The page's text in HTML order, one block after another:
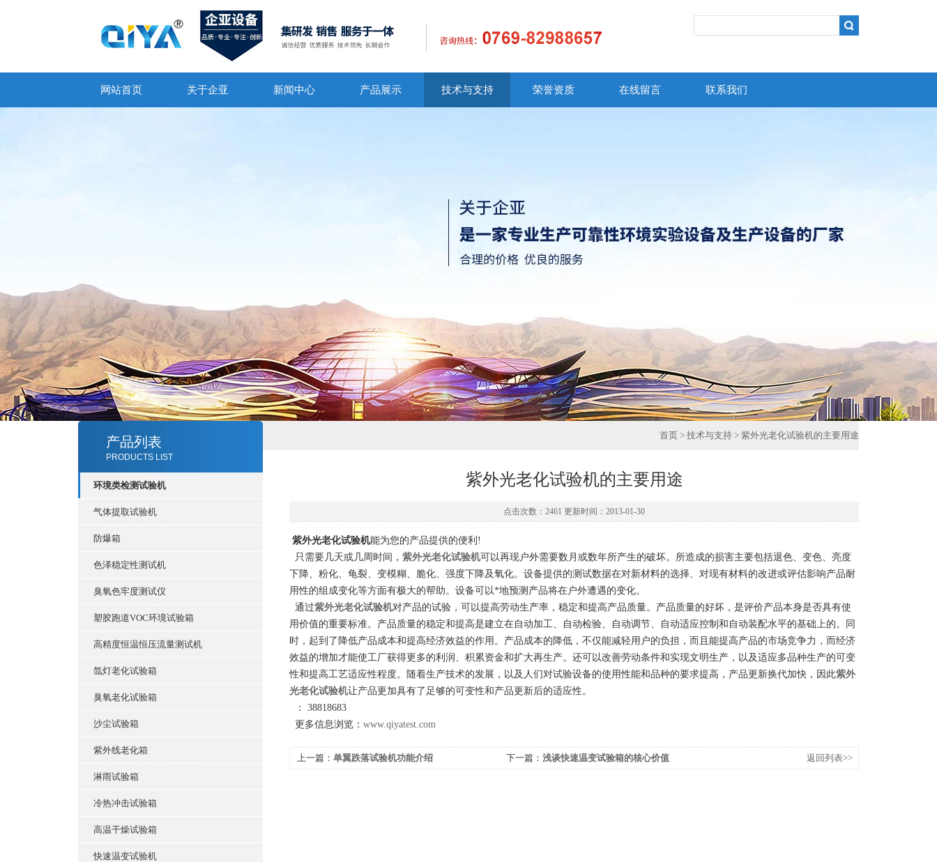
网站首页 关于企亚 新闻中心 产品展示 技术与支持 荣誉资质 在线留言 联系我们
产品列表
PRODUCTS LIST
环境类检测试验机
气体提取试验机
防爆箱
色泽稳定性测试机
臭氧色牢度测试仪
塑胶跑道VOC环境试验箱
高精度恒温恒压流量测试机
氙灯老化试验箱
臭氧老化试验箱
沙尘试验箱
紫外线老化箱
淋雨试验箱
冷热冲击试验箱
高温干燥试验箱
快速温变试验机
首页 > 技术与支持 > 紫外光老化试验机的主要用途
紫外光老化试验机的主要用途
点击次数：2461 更新时间：2013-01-30
紫外光老化试验机能为您的产品提供的便利!
只需要几天或几周时间 ， 紫外光老化试验机可以再现户外需要数月或数年所产生的破坏。所造成的损害主要包括退色、变色、亮度
下降、粉化、龟裂、变模糊、脆化、强度下降及氧化。设备提供的测试数据在对新材料的选择、对现有材料的改进或评估影响产品耐
用性的组成变化等方面有极大的帮助。设备可以*地预测产品将在户外遭遇的变化。
通过紫外光老化试验机对产品的试验，可以提高劳动生产率，稳定和提高产品质量。产品质量的好坏，是评价产品本身是否具有使
用价值的重要标准。产品质量的稳定和提高是建立在自动加工、自动检验、自动调节、自动适应控制和自动装配水平的基础上的。同
时，起到了降低产品成本和提高经济效益的作用。产品成本的降低，不仅能减轻用户的负担，而且能提高产品的市场竞争力，而经济
效益的增加才能使工厂获得更多的利润、积累资金和扩大再生产。还可以改善劳动条件和实现文明生产，以及适应多品种生产的可变
性和提高工艺适应性程度。随着生产技术的发展，以及人们对试验设备的使用性能和品种的要求提高，产品更新换代加快，因此紫外
光老化试验机让产品更加具有了足够的可变性和产品更新后的适应性。
： 38818683
更多信息浏览： www.qiyatest.com
上一篇： 单翼跌落试验机功能介绍 下一篇： 浅谈快速温变试验箱的核心价值 返回列表>>